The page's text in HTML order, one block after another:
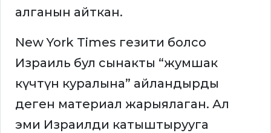
алганын айткан.
New York Times гезити болсо
Израиль бул сынакты “жумшак
күчтүн куралына” айландырды
деген материал жарыялаган. Ал
эми Израилди катыштырууга